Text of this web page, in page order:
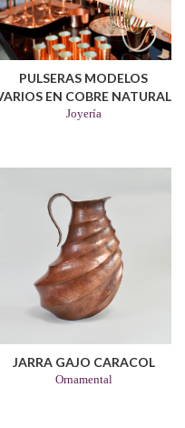
PULSERAS MODELOS
EN COBRE NATURAL
Joyería
JARRA GAJO CARACOL
Ornamental